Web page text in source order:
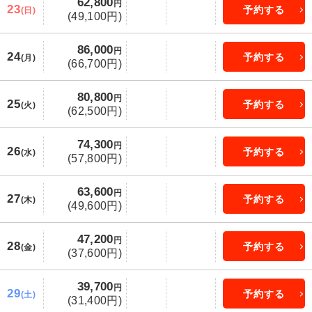
23(日)
円
(49,100円)
予約する
24(月)
86,000 円
(66,700円)
予約する
25(火)
80,800 円
(62,500円)
予約する
26(水)
74,300 円
(57,800円)
予約する
27(木)
63,600 円
(49,600円)
予約する
28(金)
47,200 円
(37,600円)
予約する
29(土)
39,700 円
(31,400円)
予約する